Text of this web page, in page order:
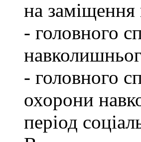
на заміщення
- головного
- головного
охорони
період